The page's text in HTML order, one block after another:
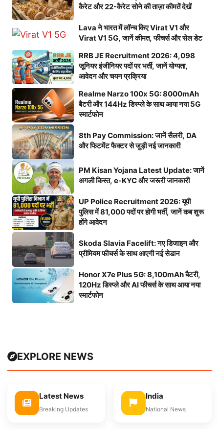
कैरेट और 22-कैरेट सोने की ताज़ा कीमतें देखें
Lava ने भारत में लॉन्च किए Virat V1 और
Virat V1 5G, जानें कीमत, फीचर्स और सेल डेट
RRB JE Recruitment 2026: 4,098
जूनियर इंजीनियर पदों पर भर्ती, जानें योग्यता,
आवेदन और चयन प्रक्रिया
Realme Narzo 100x 5G: 8000mAh
बैटरी और 144Hz डिस्प्ले के साथ आया नया 5G
स्मार्टफोन
8th Pay Commission: जानें सैलरी, DA
और फिटमेंट फैक्टर से जुड़ी नई जानकारी
PM Kisan Yojana Latest Update: जानें
अगली किस्त, e-KYC और जरूरी जानकारी
UP Police Recruitment 2026: यूपी
पुलिस में 81,000 पदों पर होगी भर्ती, जानें कब शुरू
होंगे आवेदन
Skoda Slavia Facelift: नए डिजाइन और
प्रीमियम फीचर्स के साथ आएगी नई सेडान
Honor X7e Plus 5G: 8,100mAh बैटरी,
120Hz डिस्प्ले और AI फीचर्स के साथ आया नया
स्मार्टफोन
EXPLORE NEWS
Latest News
Breaking Updates
India
National News